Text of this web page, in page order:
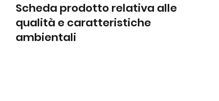
Scheda prodotto relativa alle
qualità e caratteristiche
ambientali